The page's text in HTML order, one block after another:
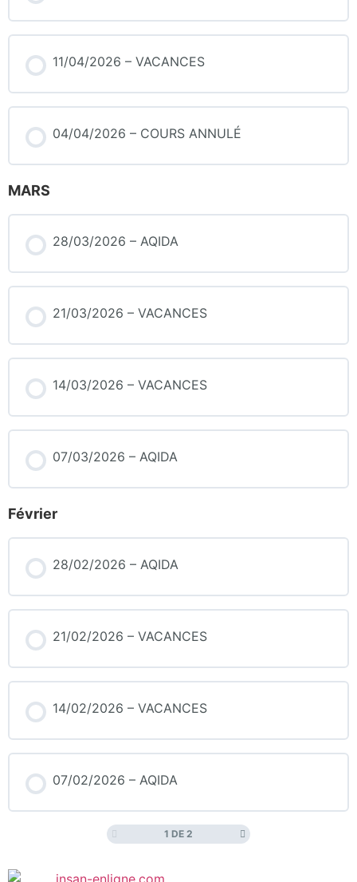
11/04/2026 – VACANCES
04/04/2026 – COURS ANNULÉ
MARS
28/03/2026 – AQIDA
21/03/2026 – VACANCES
14/03/2026 – VACANCES
07/03/2026 – AQIDA
Février
28/02/2026 – AQIDA
21/02/2026 – VACANCES
14/02/2026 – VACANCES
07/02/2026 – AQIDA
1 DE 2